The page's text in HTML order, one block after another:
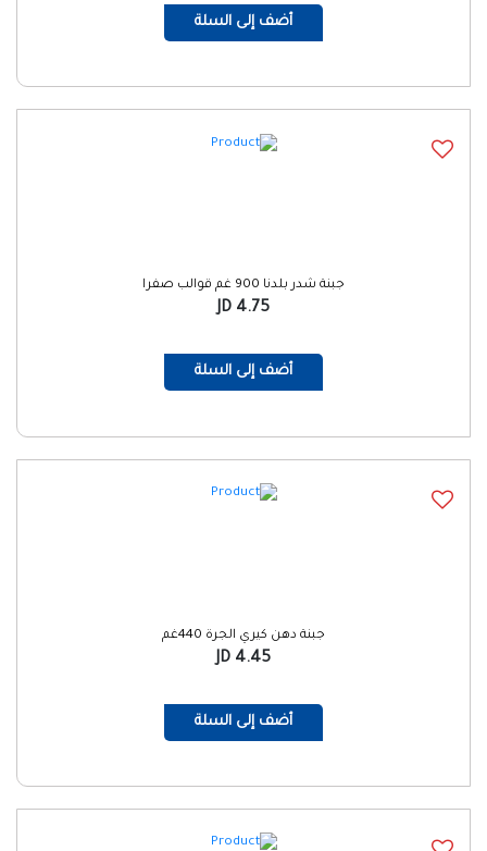
أضف إلى السلة
جبنة شدر بلدنا 900 غم قوالب صفرا
4.75 JD
أضف إلى السلة
جبنة دهن كيري الجرة 440غم
4.45 JD
أضف إلى السلة